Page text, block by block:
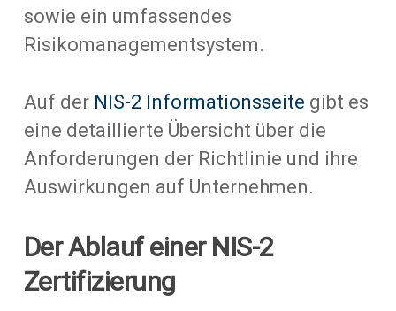
sowie ein umfassendes
Risikomanagementsystem.
Auf der NIS-2 Informationsseite gibt es
eine detaillierte Übersicht über die
Anforderungen der Richtlinie und ihre
Auswirkungen auf Unternehmen.
Der Ablauf einer NIS-2
Zertifizierung